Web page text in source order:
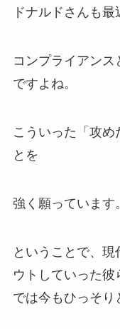
ドナルドさんも最
コンプライアン
ですよね。
こういった「攻め
とを
強く願っています。
ということで、
ウトしていった彼
では今もひっそり